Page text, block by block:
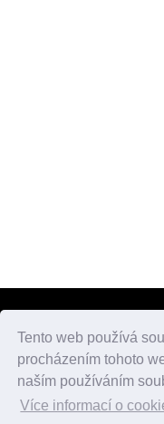
Tento web používá
procházením tohoto
naším používáním
Více informací o
atlasmest.cz